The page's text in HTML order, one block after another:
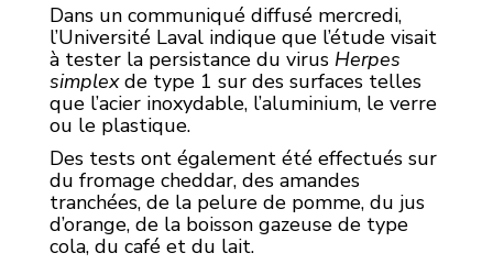
Dans un communiqué diffusé mercredi,
l’Université Laval indique que l’étude visait
à tester la persistance du virus Herpes
simplexde type 1 sur des surfaces telles
que l’acier inoxydable, l’aluminium, le verre
ou le plastique.
Des tests ont également été effectués sur
du fromage cheddar, des amandes
tranchées, de la pelure de pomme, du jus
d’orange, de la boisson gazeuse de type
cola, du café et du lait.